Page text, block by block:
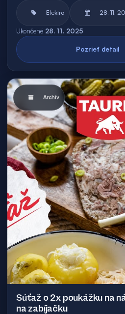
Elektro 28. 11.
Ukončené 28. 11. 2025
Pozrieť detail
Archív
Súťaž o 2x poukážku na
na zabíjačku